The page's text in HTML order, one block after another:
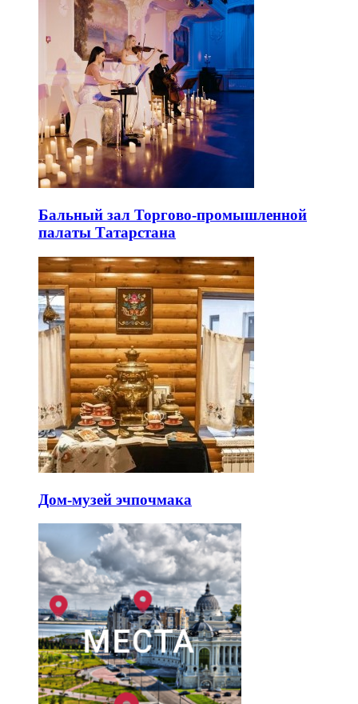
Бальный зал Торгово-промышленной
палаты Татарстана
Дом-музей эчпочмака